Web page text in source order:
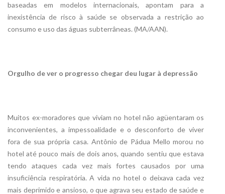
baseadas em modelos internacionais, apontam para a
inexistência de risco à saúde se observada a restrição ao
consumo e uso das águas subterrâneas. (MA/AAN).
Orgulho de ver o progresso chegar deu lugar à depressão
Muitos ex-moradores que viviam no hotel não agüentaram os
inconvenientes, a impessoalidade e o desconforto de viver
fora de sua própria casa. Antônio de Pádua Mello morou no
hotel até pouco mais de dois anos, quando sentiu que estava
tendo ataques cada vez mais fortes causados por uma
insuficiência respiratória. A vida no hotel o deixava cada vez
mais deprimido e ansioso, o que agrava seu estado de saúde e